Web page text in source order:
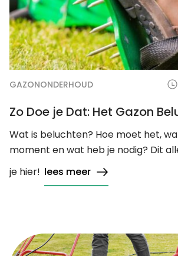
GAZONONDERHOUD
Zo Doe je Dat: Het Gazon
Wat is beluchten? Hoe moet het,
moment en wat heb je nodig? Dit
je hier! lees meer